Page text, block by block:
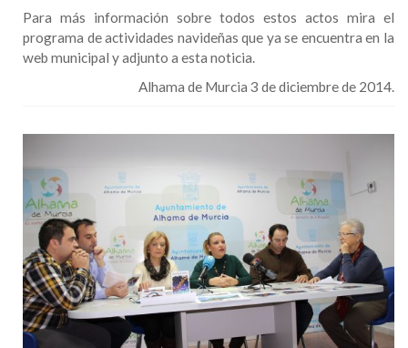
Para más información sobre todos estos actos mira el
programa de actividades navideñas que ya se encuentra en la
web municipal y adjunto a esta noticia.
Alhama de Murcia 3 de diciembre de 2014.